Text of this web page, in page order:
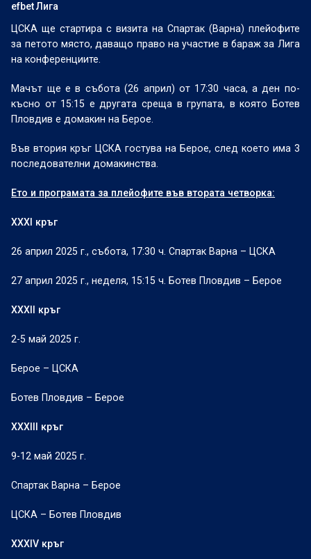
efbet Лига
ЦСКА ще стартира с визита на Спартак (Варна) плейофите
за петото място, даващо право на участие в бараж за Лига
на конференциите.
Мачът ще е в събота (26 април) от 17:30 часа, а ден по-
късно от 15:15 е другата среща в групата, в която Ботев
Пловдив е домакин на Берое.
Във втория кръг ЦСКА гостува на Берое, след което има 3
последователни домакинства.
Ето и програмата за плейофите във втората четворка:
XXXI кръг
26 април 2025 г., събота, 17:30 ч. Спартак Варна – ЦСКА
27 април 2025 г., неделя, 15:15 ч. Ботев Пловдив – Берое
XXXII кръг
2-5 май 2025 г.
Берое – ЦСКА
Ботев Пловдив – Берое
XXXIII кръг
9-12 май 2025 г.
Спартак Варна – Берое
ЦСКА – Ботев Пловдив
XXXIV кръг